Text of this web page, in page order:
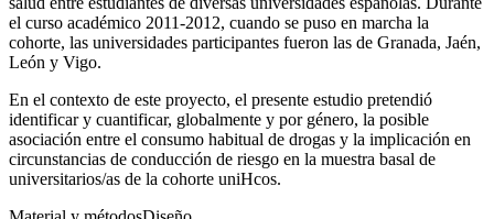
el curso académico 2011-2012, cuando se puso en marcha la
cohorte, las universidades participantes fueron las de Granada, Jaén,
León y Vigo.
En el contexto de este proyecto, el presente estudio pretendió
identificar y cuantificar, globalmente y por género, la posible
asociación entre el consumo habitual de drogas y la implicación en
circunstancias de conducción de riesgo en la muestra basal de
universitarios/as de la cohorte uniHcos.